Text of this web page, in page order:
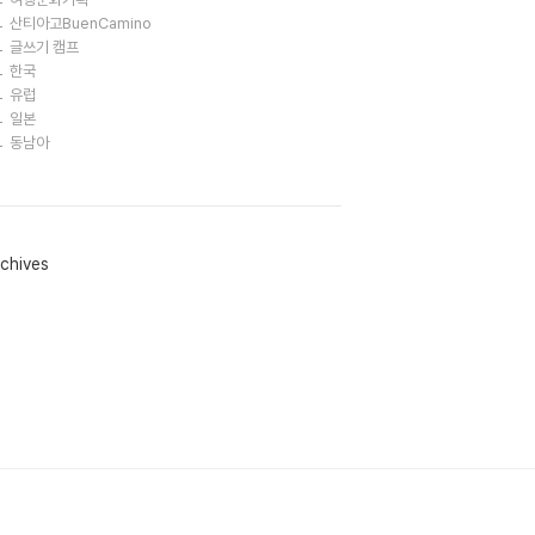
산티아고BuenCamino
글쓰기 캠프
한국
유럽
일본
동남아